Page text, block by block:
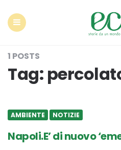
1 POSTS
Tag:
AMBIENTE NOTIZIE
Napoli.E’ di nuovo